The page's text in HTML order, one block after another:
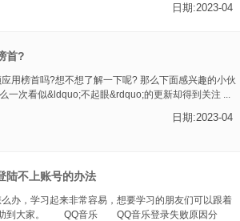
日期:2023-04
首?
用榜首吗?想不想了解一下呢? 那么下面感兴趣的小伙
次看似&ldquo;不起眼&rdquo;的更新却得到关注 ...
日期:2023-04
陆不上账号的办法
办，学习起来非常容易，想要学习的朋友们可以跟着
助到大家。 QQ音乐 QQ音乐登录失败原因分